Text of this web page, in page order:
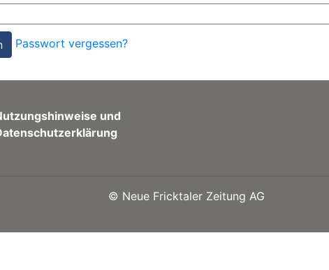
Passwort vergessen?
und
© Neue Fricktaler Zeitung AG